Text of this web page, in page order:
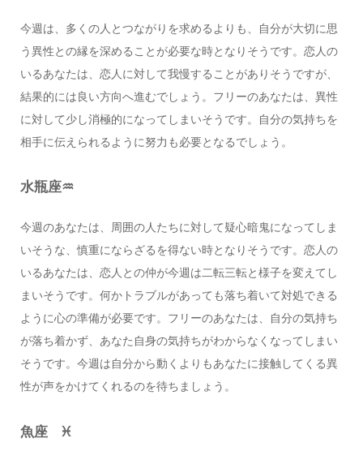
今週は、多くの人とつながりを求めるよりも、自分が大切に思
う異性との縁を深めることが必要な時となりそうです。恋人の
いるあなたは、恋人に対して我慢することがありそうですが、
結果的には良い方向へ進むでしょう。フリーのあなたは、異性
に対して少し消極的になってしまいそうです。自分の気持ちを
相手に伝えられるように努力も必要となるでしょう。
水瓶座♒️
今週のあなたは、周囲の人たちに対して疑心暗鬼になってしま
いそうな、慎重にならざるを得ない時となりそうです。恋人の
いるあなたは、恋人との仲が今週は二転三転と様子を変えてし
まいそうです。何かトラブルがあっても落ち着いて対処できる
ように心の準備が必要です。フリーのあなたは、自分の気持ち
が落ち着かず、あなた自身の気持ちがわからなくなってしまい
そうです。今週は自分から動くよりもあなたに接触してくる異
性が声をかけてくれるのを待ちましょう。
魚座 ♓️